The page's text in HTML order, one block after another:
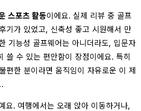
스포츠 활동이에요. 실제 리뷰 중 골프
기가 있었고, 신축성 좋고 시원해서 만
기능성 골프웨어는 아니더라도, 입문자
쓸 수 있는 편안함이 장점이에요. 특히
편한 분이라면 움직임이 자유로운 이 제
요. 여행에서는 오래 앉아 이동하거나,